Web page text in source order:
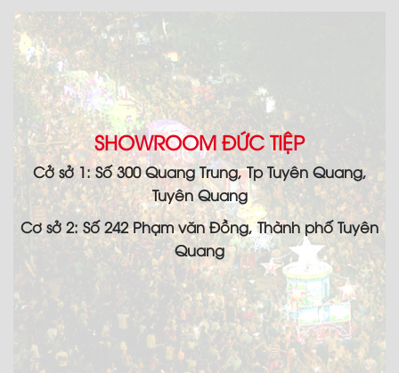
SHOWROOM ĐỨC TIỆP
Cở sở 1: Số 300 Quang Trung, Tp Tuyên Quang,
Tuyên Quang
Cơ sở 2: Số 242 Phạm văn Đồng, Thành phố Tuyên
Quang